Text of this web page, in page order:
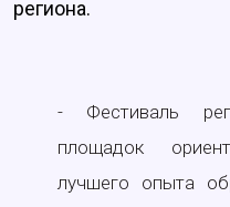
региона.
- Фестиваль
площадок
лучшего опыта